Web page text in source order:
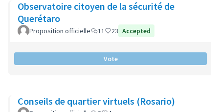
Observatoire citoyen de la sécurité de
Querétaro
Proposition officielle 11 23 Accepted
Vote
Conseils de quartier virtuels (Rosario)